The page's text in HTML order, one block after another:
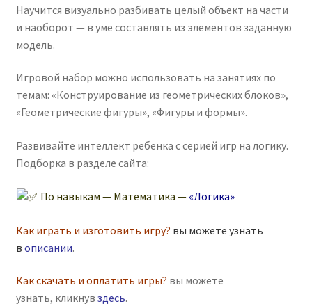
Научится визуально разбивать целый объект на части
и наоборот — в уме составлять из элементов заданную
модель.
Игровой набор можно использовать на занятиях по
темам: «Конструирование из геометрических блоков»,
«Геометрические фигуры», «Фигуры и формы».
Развивайте интеллект ребенка с серией игр на логику.
Подборка в разделе сайта:
По навыкам — Математика — «Логика»
Как играть и изготовить игру? вы можете узнать
в описании.
Как скачать и оплатить игры? вы можете
узнать, кликнув здесь.